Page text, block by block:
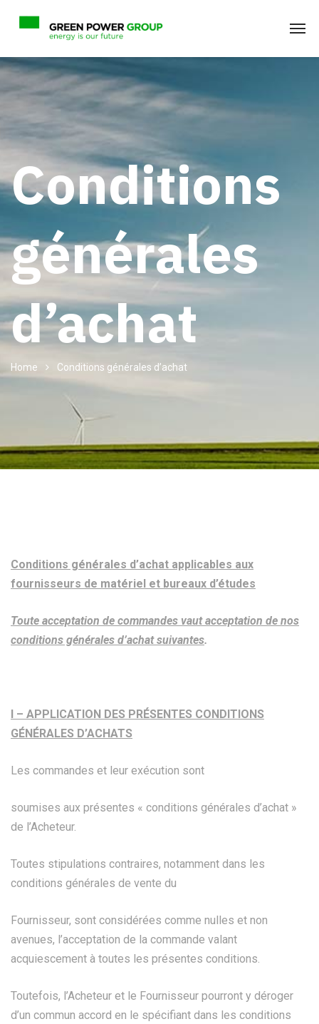
Conditions
générales
d’achat
Home Conditions générales d’achat
Conditions générales d’achat applicables aux
fournisseurs de matériel et bureaux d’études
Toute acceptation de commandes vaut acceptation de nos
conditions générales d’achat suivantes.
I – APPLICATION DES PRÉSENTES CONDITIONS
GÉNÉRALES D’ACHATS
Les commandes et leur exécution sont
soumises aux présentes « conditions générales d’achat »
de l’Acheteur.
Toutes stipulations contraires, notamment dans les
conditions générales de vente du
Fournisseur, sont considérées comme nulles et non
avenues, l’acceptation de la commande valant
acquiescement à toutes les présentes conditions.
Toutefois, l’Acheteur et le Fournisseur pourront y déroger
d’un commun accord en le spécifiant dans les conditions